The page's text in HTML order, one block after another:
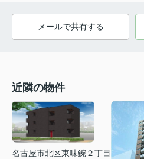
メールで共有する
近隣の物件
名古屋市北区東味鋺２丁目